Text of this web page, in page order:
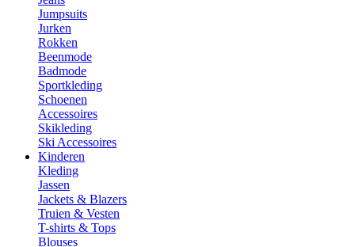
Jumpsuits
Jurken
Rokken
Beenmode
Badmode
Sportkleding
Schoenen
Accessoires
Skikleding
Ski Accessoires
Kinderen
Kleding
Jassen
Jackets & Blazers
Truien & Vesten
T-shirts & Tops
Blouses